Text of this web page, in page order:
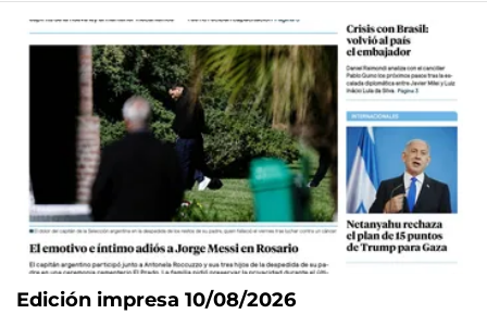
Edición impresa 10/08/2026